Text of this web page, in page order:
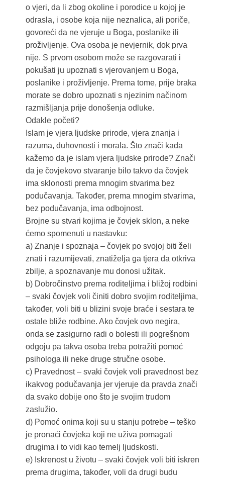
o vjeri, da li zbog okoline i porodice u kojoj je
odrasla, i osobe koja nije neznalica, ali poriče,
govoreći da ne vjeruje u Boga, poslanike ili
proživljenje. Ova osoba je nevjernik, dok prva
nije. S prvom osobom može se razgovarati i
pokušati ju upoznati s vjerovanjem u Boga,
poslanike i proživljenje. Prema tome, prije braka
morate se dobro upoznati s njezinim načinom
razmišljanja prije donošenja odluke.
Odakle početi?
Islam je vjera ljudske prirode, vjera znanja i
razuma, duhovnosti i morala. Što znači kada
kažemo da je islam vjera ljudske prirode? Znači
da je čovjekovo stvaranje bilo takvo da čovjek
ima sklonosti prema mnogim stvarima bez
podučavanja. Također, prema mnogim stvarima,
bez podučavanja, ima odbojnost.
Brojne su stvari kojima je čovjek sklon, a neke
ćemo spomenuti u nastavku:
a) Znanje i spoznaja – čovjek po svojoj biti želi
znati i razumijevati, znatiželja ga tjera da otkriva
zbilje, a spoznavanje mu donosi užitak.
b) Dobročinstvo prema roditeljima i bližoj rodbini
– svaki čovjek voli činiti dobro svojim roditeljima,
također, voli biti u blizini svoje braće i sestara te
ostale bliže rodbine. Ako čovjek ovo negira,
onda se zasigurno radi o bolesti ili pogrešnom
odgoju pa takva osoba treba potražiti pomoć
psihologa ili neke druge stručne osobe.
c) Pravednost – svaki čovjek voli pravednost bez
ikakvog podučavanja jer vjeruje da pravda znači
da svako dobije ono što je svojim trudom
zaslužio.
d) Pomoć onima koji su u stanju potrebe – teško
je pronaći čovjeka koji ne uživa pomagati
drugima i to vidi kao temelj ljudskosti.
e) Iskrenost u životu – svaki čovjek voli biti iskren
prema drugima, također, voli da drugi budu